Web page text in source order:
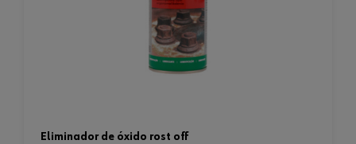
eliminador de óxido rost off